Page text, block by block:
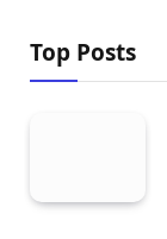
Top Posts